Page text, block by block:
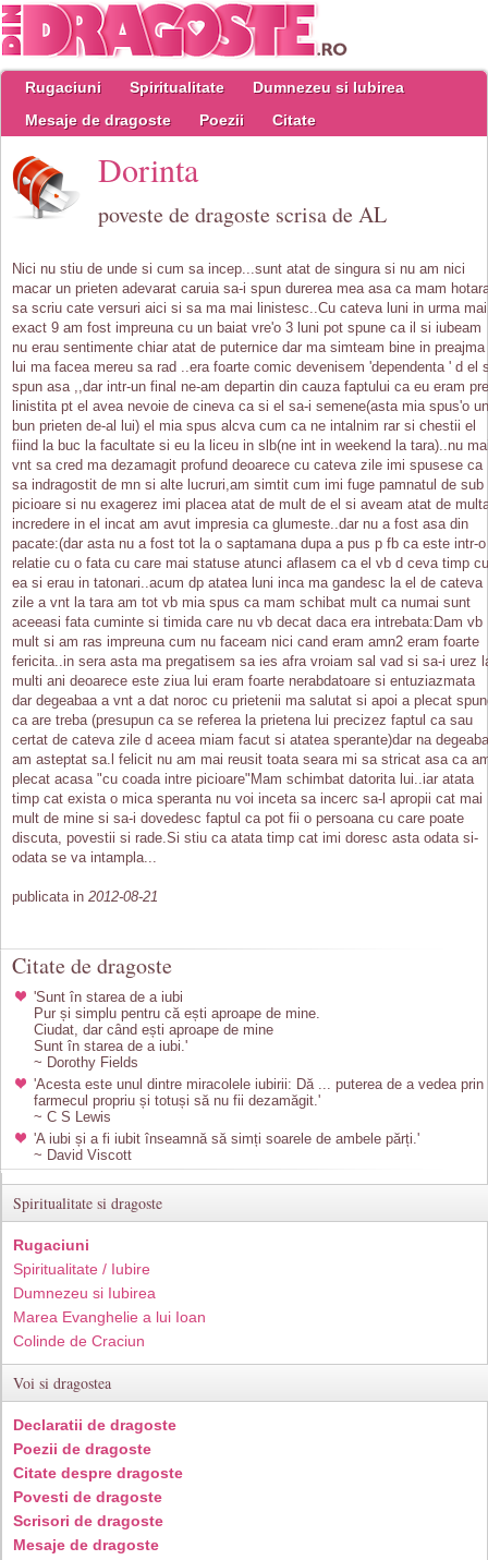
Rugaciuni Spiritualitate
Dumnezeu si Iubirea
Mesaje de dragoste
Poezii Citate
Dorinta
poveste de dragoste scrisa de AL
Nici nu stiu de unde si cum sa incep...sunt atat de singura si nu am nici
macar un prieten adevarat caruia sa-i spun durerea mea asa ca mam
sa scriu cate versuri aici si sa ma mai linistesc..Cu cateva luni in urma mai
exact 9 am fost impreuna cu un baiat vre'o 3 luni pot spune ca il si iubeam
nu erau sentimente chiar atat de puternice dar ma simteam bine in preajma
lui ma facea mereu sa rad ..era foarte comic devenisem 'dependenta ' d el
spun asa ,,dar intr-un final ne-am departin din cauza faptului ca eu eram
linistita pt el avea nevoie de cineva ca si el sa-i semene(asta mia spus'o un
bun prieten de-al lui) el mia spus alcva cum ca ne intalnim rar si chestii el
fiind la buc la facultate si eu la liceu in slb(ne int in weekend la tara)..nu
vnt sa cred ma dezamagit profund deoarece cu cateva zile imi spusese ca
sa indragostit de mn si alte lucruri,am simtit cum imi fuge pamnatul de sub
picioare si nu exagerez imi placea atat de mult de el si aveam atat de
incredere in el incat am avut impresia ca glumeste..dar nu a fost asa din
pacate:(dar asta nu a fost tot la o saptamana dupa a pus p fb ca este intr-o
relatie cu o fata cu care mai statuse atunci aflasem ca el vb d ceva timp cu
ea si erau in tatonari..acum dp atatea luni inca ma gandesc la el de cateva
zile a vnt la tara am tot vb mia spus ca mam schibat mult ca numai sunt
aceeasi fata cuminte si timida care nu vb decat daca era intrebata:Dam vb
mult si am ras impreuna cum nu faceam nici cand eram amn2 eram foarte
fericita..in sera asta ma pregatisem sa ies afra vroiam sal vad si sa-i urez
multi ani deoarece este ziua lui eram foarte nerabdatoare si entuziazmata
dar degeabaa a vnt a dat noroc cu prietenii ma salutat si apoi a plecat
ca are treba (presupun ca se referea la prietena lui precizez faptul ca sau
certat de cateva zile d aceea miam facut si atatea sperante)dar na degeaba
am asteptat sa.l felicit nu am mai reusit toata seara mi sa stricat asa ca
plecat acasa "cu coada intre picioare"Mam schimbat datorita lui..iar atata
timp cat exista o mica speranta nu voi inceta sa incerc sa-l apropii cat mai
mult de mine si sa-i dovedesc faptul ca pot fii o persoana cu care poate
discuta, povestii si rade.Si stiu ca atata timp cat imi doresc asta odata si-
odata se va intampla...
publicata in 2012-08-21
Citate de dragoste
'Sunt în starea de a iubi
Pur și simplu pentru că ești aproape de mine.
Ciudat, dar când ești aproape de mine
Sunt în starea de a iubi.'
~ Dorothy Fields
'Acesta este unul dintre miracolele iubirii: Dă ... puterea de a vedea prin
farmecul propriu și totuși să nu fii dezamăgit.'
~ C S Lewis
'A iubi și a fi iubit înseamnă să simți soarele de ambele părți.'
~ David Viscott
Spiritualitate si dragoste
Rugaciuni
Spiritualitate / Iubire
Dumnezeu si Iubirea
Marea Evanghelie a lui Ioan
Colinde de Craciun
Voi si dragostea
Declaratii de dragoste
Poezii de dragoste
Citate despre dragoste
Povesti de dragoste
Scrisori de dragoste
Mesaje de dragoste